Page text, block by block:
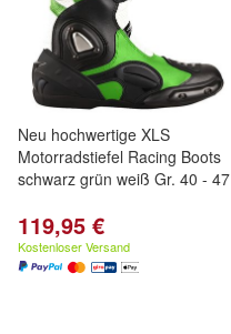
Neu hochwertige XLS
Motorradstiefel Racing Boots
schwarz grün weiß Gr. 40 - 47
119,95 €
Kostenloser Versand